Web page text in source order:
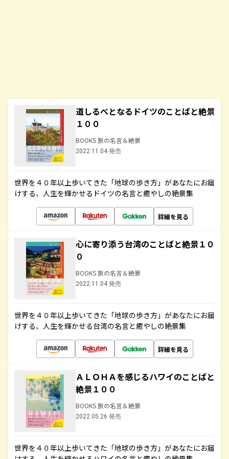
道しるべとなるドイツのことばと絶景
１００
BOOKS 旅の名言＆絶景
2022.11.04 発売
世界を４０年以上歩いてきた「地球の歩き方」があなたにお届
けする、人生を輝かせるドイツの名言と癒やしの絶景集
詳細を見る
心に寄り添う台湾のことばと絶景１０
０
BOOKS 旅の名言＆絶景
2022.11.04 発売
世界を４０年以上歩いてきた「地球の歩き方」があなたにお届
けする、人生を輝かせる台湾の名言と癒やしの絶景集
詳細を見る
ＡＬＯＨＡを感じるハワイのことばと
絶景１００
BOOKS 旅の名言＆絶景
2022.05.26 発売
世界を４０年以上歩いてきた「地球の歩き方」があなたにお届